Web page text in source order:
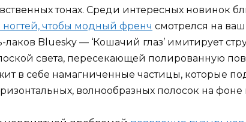
тонах. Среди интересных новинок
чтобы модный френч смотрелся на
Bluesky — ‘Кошачий глаз’ имитирует
света, пересекающей полированную
в себе намагниченные частицы, которые
волнообразных полосок на фоне